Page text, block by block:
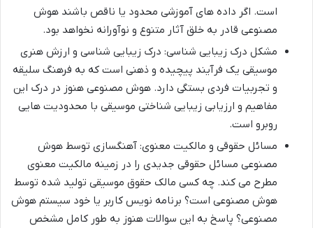
است. اگر داده های آموزشی محدود یا ناقص باشند هوش
مصنوعی قادر به خلق آثار متنوع و نوآورانه نخواهد بود.
مشکل درک زیبایی شناسی: درک زیبایی شناسی و ارزش هنری
موسیقی یک فرآیند پیچیده و ذهنی است که به فرهنگ سلیقه
و تجربیات فردی بستگی دارد. هوش مصنوعی هنوز در درک این
مفاهیم و ارزیابی زیبایی شناختی موسیقی با محدودیت هایی
روبرو است.
مسائل حقوقی و مالکیت معنوی: آهنگسازی توسط هوش
مصنوعی مسائل حقوقی جدیدی را در زمینه مالکیت معنوی
مطرح می کند. چه کسی مالک حقوق موسیقی تولید شده توسط
هوش مصنوعی است؟ برنامه نویس کاربر یا خود سیستم هوش
مصنوعی؟ پاسخ به این سوالات هنوز به طور کامل مشخص